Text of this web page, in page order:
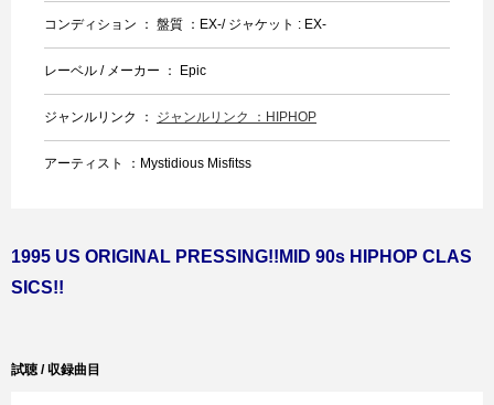
コンディション ： 盤質 ：EX-/ ジャケット : EX-
レーベル / メーカー ： Epic
ジャンルリンク ： ジャンルリンク ：HIPHOP
アーティスト ：Mystidious Misfitss
1995 US ORIGINAL PRESSING!!MID 90s HIPHOP CLAS
SICS!!
試聴 / 収録曲目